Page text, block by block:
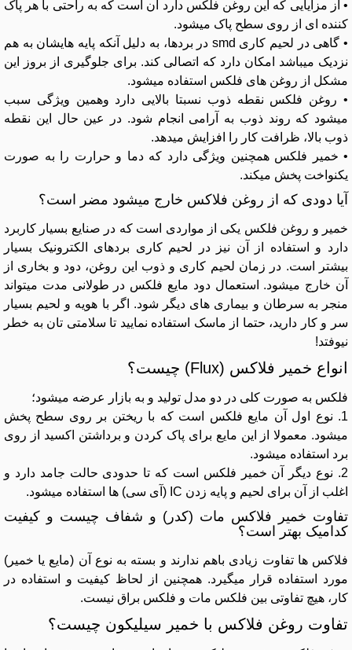
• از مزایایی که این روغن فلکس دارد آن است که به راحتی با هر پاک
کننده ای از روی سطح پاک میشود.
• گاهی در لحیم کاری smd در بردها، به دلیل آنکه پایه هایشان به هم
نزدیک میباشد امکان دارد که اتصالی کند. برای جلوگیری از بروز این
مشکل از روغن های فلکس استفاده میشود.
• روغن فلکس نقطه ذوب نسبتا بالایی دارد وهمین ویژگی سبب
میشود که روند ذوب به آرامی انجام شود. در عین حال این نقطه
ذوب بالا، ظرافت کار را افزایش میدهد.
• خمیر فلکس همچنین ویژگی دارد که دما و حرارت را به صورت
یکنواخت پخش میکند.
آیا دودی که از روغن فلاکس خارج میشود مضر است؟
خمیر و روغن فلکس یکی از مواردی است که در صنایع بسیار کاربرد
دارد و استفاده از آن نیز در لحیم کاری بردهای الکترونیک بسیار
بیشتر است. در زمان لحیم کاری و ذوب این روغن، دود و بخاری از
آن خارج میشود. استعمال دود مایع فلکس در طولانی مدت میتواند
منجر به سرطان و بیماری های دیگر شود. اگر با هویه و لحیم بسیار
سر و کار دارید، حتما از ماسک استفاده نمایید تا سلامتی تان به خطر
نیوفتد!
انواع خمیر فلاکس (Flux) چیست؟
فلکس به صورت کلی در دو مدل تولید و به بازار عرضه میشود؛
1. نوع اول آن مایع فلکس است که با ریختن بر روی سطح پخش
میشود. معمولا از این مایع برای پاک کردن و برداشتن اکسید از روی
برد استفاده میشود.
2. نوع دیگر آن خمیر فلکس است که تا حدودی حالت جامد دارد و
اغلب از آن برای لحیم و پایه زدن IC (آی سی) ها استفاده میشود.
تفاوت خمیر فلاکس مات (کدر) و شفاف چیست و کیفیت
کدامیک بهتر است؟
فلاکس ها تفاوت زیادی باهم ندارند و بسته به نوع آن (مایع یا خمیر)
مورد استفاده قرار میگیرد. همچنین از لحاظ کیفیت و استفاده در
کار، هیچ تفاوتی بین فلکس مات و فلکس براق نیست.
تفاوت روغن فلاکس با خمیر سیلیکون چیست؟